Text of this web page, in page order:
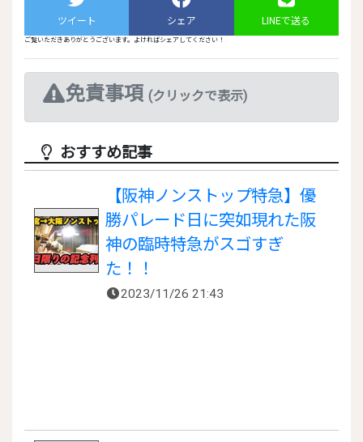
ツイート シェア LINEで送る
ご覧いただきありがとうございます。よければシェアしてください！
免責事項 (クリックで表示)
おすすめ記事
【阪神ノンストップ特急】優
勝パレード日に突如現れた阪
神の臨時特急がスゴすぎ
た！！
2023/11/26 21:43